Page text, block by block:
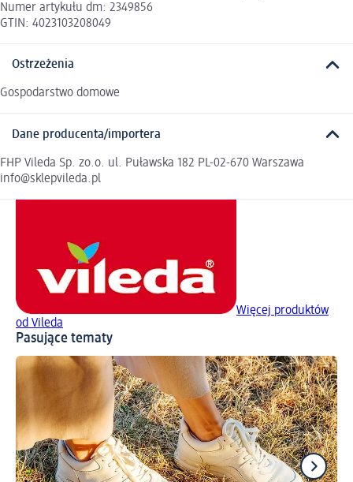
Numer artykułu dm: 2349856
GTIN: 4023103208049
Ostrzeżenia
Gospodarstwo domowe
Dane producenta/importera
FHP Vileda Sp. zo.o. ul. Puławska 182 PL-02-670 Warszawa
info@sklepvileda.pl
Więcej produktów
od Vileda
Pasujące tematy